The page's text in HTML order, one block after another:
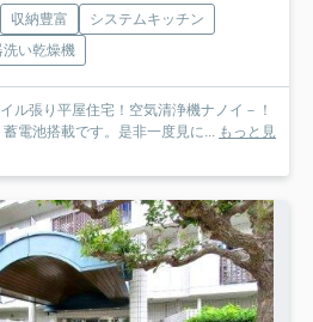
収納豊富
システムキッチン
洗い乾燥機
張り平屋住宅！空気清浄機ナノイ－！
電池搭載です。是非一度見に... もっと見